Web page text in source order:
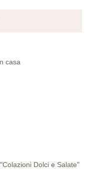
casa
Dolci e Salate"